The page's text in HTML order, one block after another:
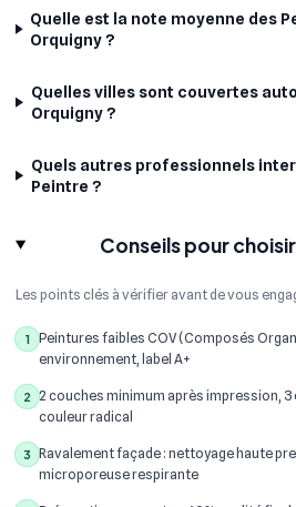
Quelle est la note moyenne des
Orquigny ?
Quelles villes sont couvertes
Orquigny ?
Quels autres professionnels
Peintre ?
Conseils pour
Les points clés à vérifier avant de vous
1
Peintures faibles COV (Composés
environnement, label A+
2
2 couches minimum après impression,
couleur radical
3
Ravalement façade : nettoyage haute
microporeuse respirante